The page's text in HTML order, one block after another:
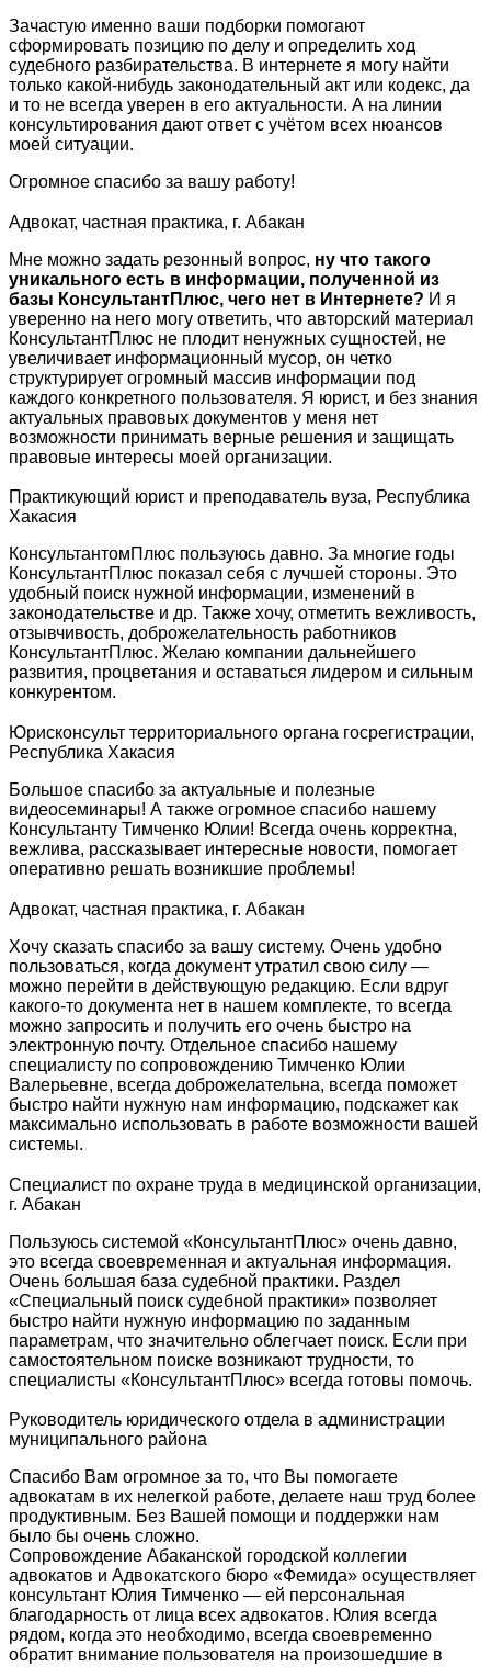
Зачастую именно ваши подборки помогают
сформировать позицию по делу и определить ход
судебного разбирательства. В интернете я могу найти
только какой-нибудь законодательный акт или кодекс, да
и то не всегда уверен в его актуальности. А на линии
консультирования дают ответ с учётом всех нюансов
моей ситуации.
Огромное спасибо за вашу работу!
Адвокат, частная практика, г. Абакан
Мне можно задать резонный вопрос, ну что такого
уникального есть в информации, полученной из
базы КонсультантПлюс, чего нет в Интернете? И я
уверенно на него могу ответить, что авторский материал
КонсультантПлюс не плодит ненужных сущностей, не
увеличивает информационный мусор, он четко
структурирует огромный массив информации под
каждого конкретного пользователя. Я юрист, и без знания
актуальных правовых документов у меня нет
возможности принимать верные решения и защищать
правовые интересы моей организации.
Практикующий юрист и преподаватель вуза, Республика
Хакасия
КонсультантомПлюс пользуюсь давно. За многие годы
КонсультантПлюс показал себя с лучшей стороны. Это
удобный поиск нужной информации, изменений в
законодательстве и др. Также хочу, отметить вежливость,
отзывчивость, доброжелательность работников
КонсультантПлюс. Желаю компании дальнейшего
развития, процветания и оставаться лидером и сильным
конкурентом.
Юрисконсульт территориального органа госрегистрации,
Республика Хакасия
Большое спасибо за актуальные и полезные
видеосеминары! А также огромное спасибо нашему
Консультанту Тимченко Юлии! Всегда очень корректна,
вежлива, рассказывает интересные новости, помогает
оперативно решать возникшие проблемы!
Адвокат, частная практика, г. Абакан
Хочу сказать спасибо за вашу систему. Очень удобно
пользоваться, когда документ утратил свою силу —
можно перейти в действующую редакцию. Если вдруг
какого-то документа нет в нашем комплекте, то всегда
можно запросить и получить его очень быстро на
электронную почту. Отдельное спасибо нашему
специалисту по сопровождению Тимченко Юлии
Валерьевне, всегда доброжелательна, всегда поможет
быстро найти нужную нам информацию, подскажет как
максимально использовать в работе возможности вашей
системы.
Специалист по охране труда в медицинской организации,
г. Абакан
Пользуюсь системой «КонсультантПлюс» очень давно,
это всегда своевременная и актуальная информация.
Очень большая база судебной практики. Раздел
«Специальный поиск судебной практики» позволяет
быстро найти нужную информацию по заданным
параметрам, что значительно облегчает поиск. Если при
самостоятельном поиске возникают трудности, то
специалисты «КонсультантПлюс» всегда готовы помочь.
Руководитель юридического отдела в администрации
муниципального района
Спасибо Вам огромное за то, что Вы помогаете
адвокатам в их нелегкой работе, делаете наш труд более
продуктивным. Без Вашей помощи и поддержки нам
было бы очень сложно.
Сопровождение Абаканской городской коллегии
адвокатов и Адвокатского бюро «Фемида» осуществляет
консультант Юлия Тимченко — ей персональная
благодарность от лица всех адвокатов. Юлия всегда
рядом, когда это необходимо, всегда своевременно
обратит внимание пользователя на произошедшие в